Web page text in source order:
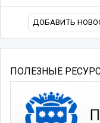
ДОБАВИТЬ
ПОЛЕЗНЫЕ